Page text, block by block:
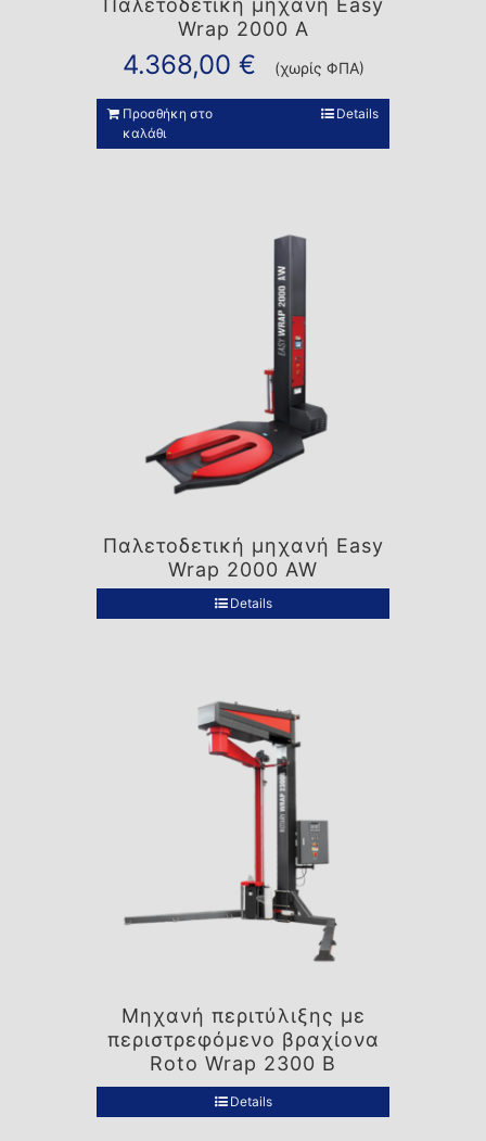
Παλετοδετική μηχανή Easy
Wrap 2000 A
4.368,00 € (χωρίς ΦΠΑ)
Προσθήκη στο
καλάθι
Details
Παλετοδετική μηχανή Easy
Wrap 2000 AW
Details
Μηχανή περιτύλιξης με
περιστρεφόμενο βραχίονα
Roto Wrap 2300 B
Details